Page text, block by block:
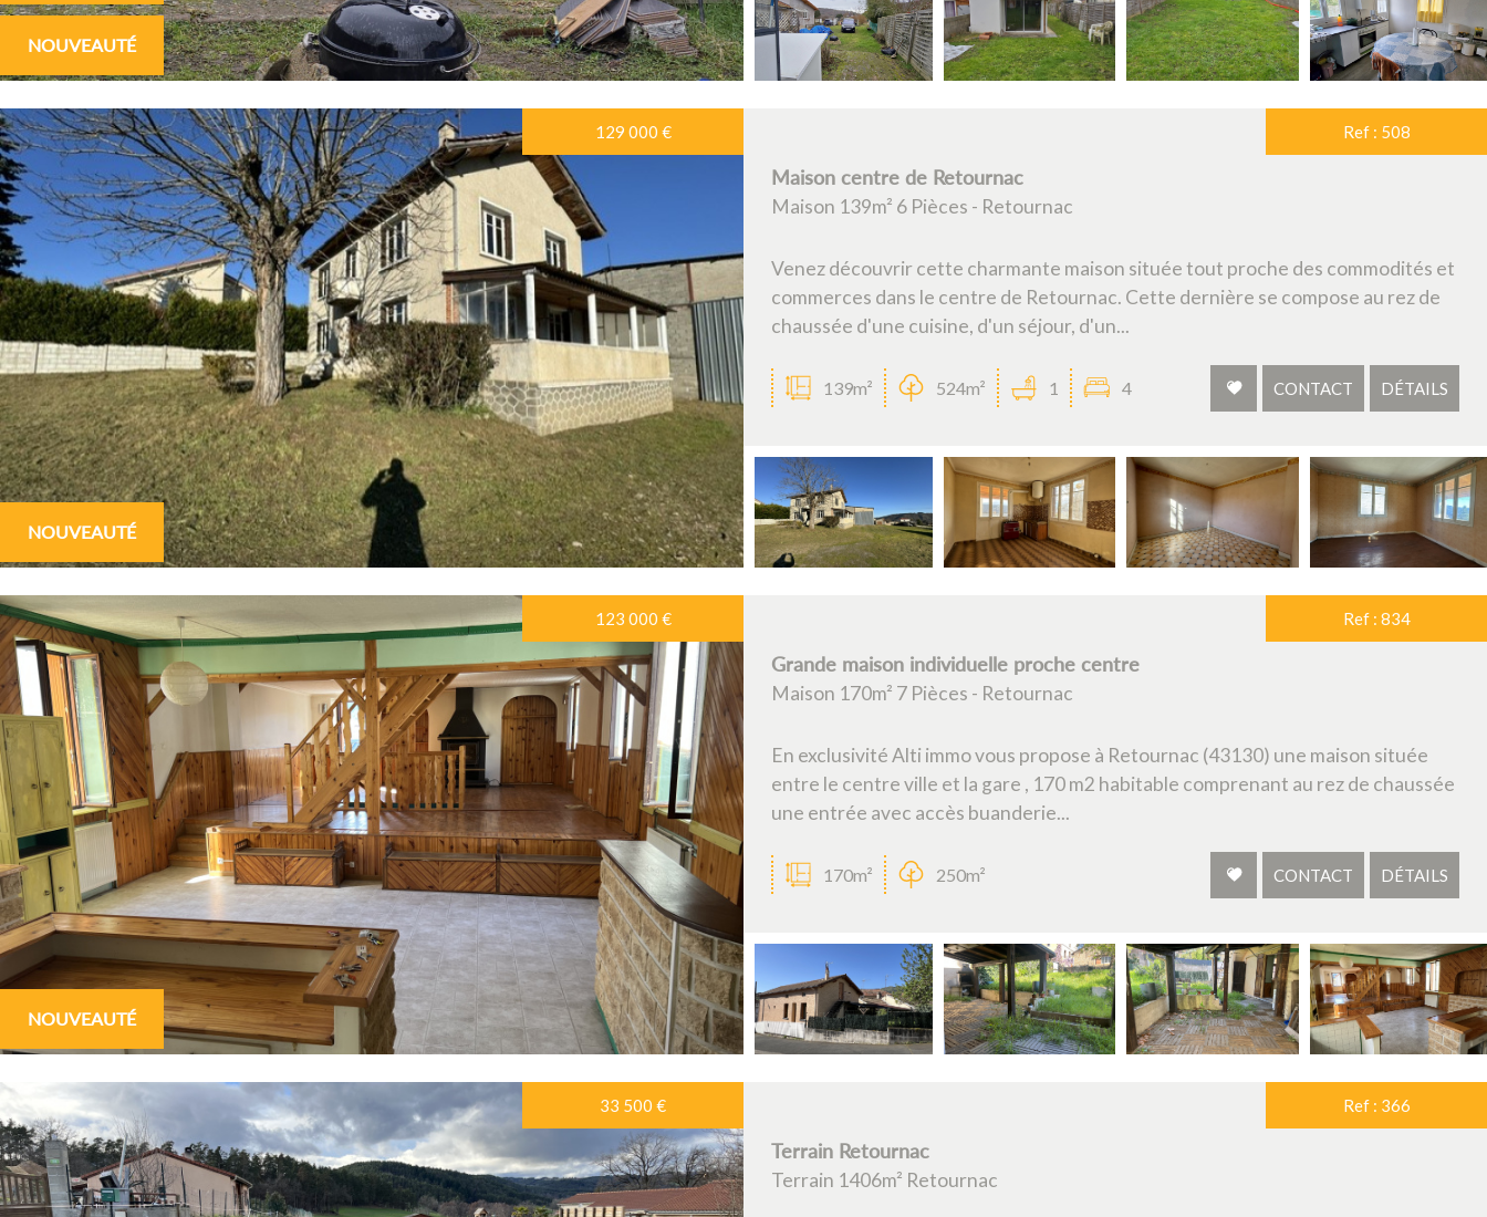
NOUVEAUTÉ
NOUVEAUTÉ
129 000 € Ref : 508
Maison centre de Retournac
Maison 139m² 6 Pièces - Retournac
Venez découvrir cette charmante maison située tout proche des commodités et
commerces dans le centre de Retournac. Cette dernière se compose au rez de
chaussée d'une cuisine, d'un séjour, d'un...
139m² 524m² 1 4 CONTACT DÉTAILS
NOUVEAUTÉ
123 000 € Ref : 834
Grande maison individuelle proche centre
Maison 170m² 7 Pièces - Retournac
En exclusivité Alti immo vous propose à Retournac (43130) une maison située
entre le centre ville et la gare , 170 m2 habitable comprenant au rez de chaussée
une entrée avec accès buanderie...
170m² 250m² CONTACT DÉTAILS
33 500 € Ref : 366
Terrain Retournac
Terrain 1406m² Retournac